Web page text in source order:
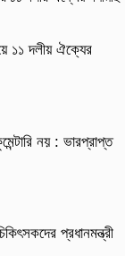
১১ দলীয় ঐক্যের
নয় : ভারপ্রাপ্ত
প্রধানমন্ত্রী